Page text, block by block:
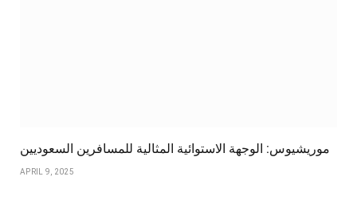
موريشيوس: الوجهة الاستوائية المثالية للمسافرين السعوديين
APRIL 9, 2025